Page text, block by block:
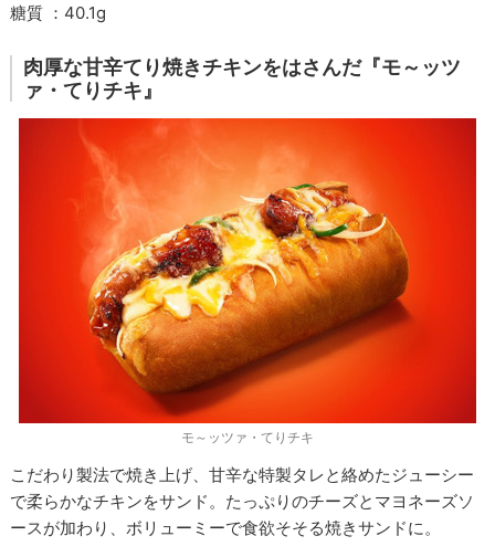
糖質 ：40.1g
肉厚な甘辛てり焼きチキンをはさんだ『モ～ッツ
ァ・てりチキ』
モ～ッツァ・てりチキ
こだわり製法で焼き上げ、甘辛な特製タレと絡めたジューシー
で柔らかなチキンをサンド。たっぷりのチーズとマヨネーズソ
ースが加わり、ボリューミーで食欲そそる焼きサンドに。